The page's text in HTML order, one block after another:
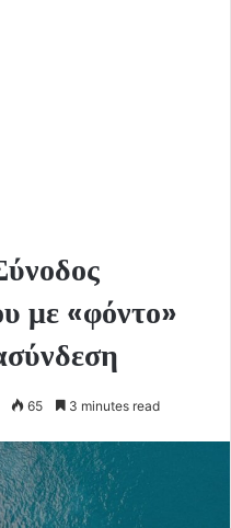
με «φόντο»
65 3 minutes read